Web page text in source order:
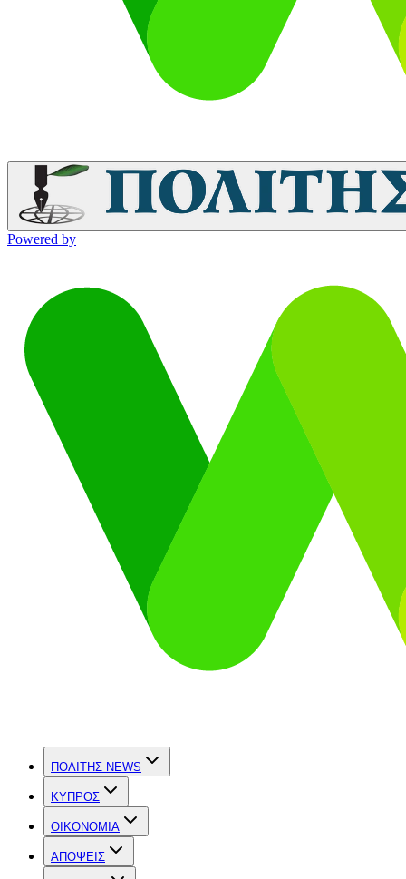
Powered by
ΠΟΛΙΤΗΣ NEWS
ΚΥΠΡΟΣ
OIKONOMIA
ΑΠΟΨΕΙΣ